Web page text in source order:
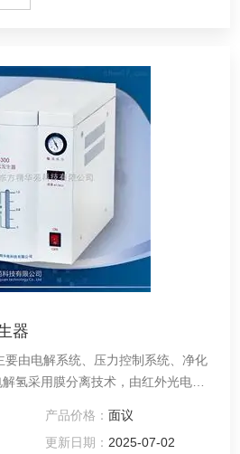
器
要由电解系统、压力控制系统、净化
氢采用膜分离技术，由红外光电反
出压力的稳定。
产品价格： 面议
更新日期： 2025-07-02